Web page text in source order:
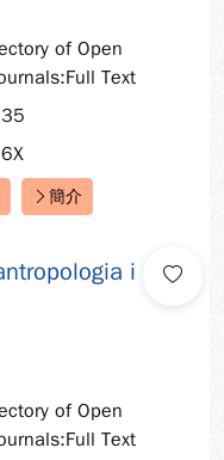
of Open
Text
簡介
i
of Open
Text